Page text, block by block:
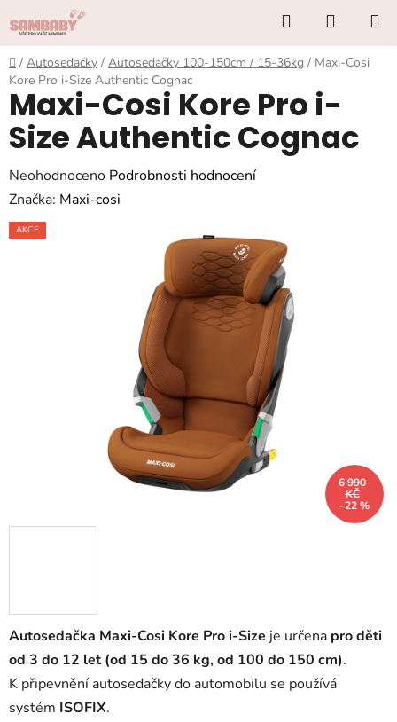
na
obsah
Hledat
KOŠÍK
Domů
/ Autosedačky / Autosedačky 100-150cm / 15-36kg / Maxi-Cosi
Kore Pro i-Size Authentic Cognac
Autosedačka Maxi-Cosi Kore Pro i-Size je určena pro děti
od 3 do 12 let (od 15 do 36 kg, od 100 do 150 cm).
K připevnění autosedačky do automobilu se používá
systém ISOFIX.
Maxi-Cosi Kore Pro i-
Size Authentic Cognac
Průměrné
hodnocení
produktu
Neohodnoceno Podrobnosti hodnocení
Značka: Maxi-cosi
AKCE
6 990
KČ
–22 %